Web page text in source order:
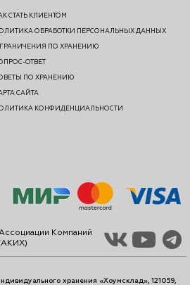
СТАТЬ КЛИЕНТОМ
ОБРАБОТКИ ПЕРСОНАЛЬНЫХ ДАННЫХ
ПО ХРАНЕНИЮ
ОТВЕТ
ПО ХРАНЕНИЮ
САЙТА
КОНФИДЕНЦИАЛЬНОСТИ
Компаний
хранения «Хоумсклад», 121059,